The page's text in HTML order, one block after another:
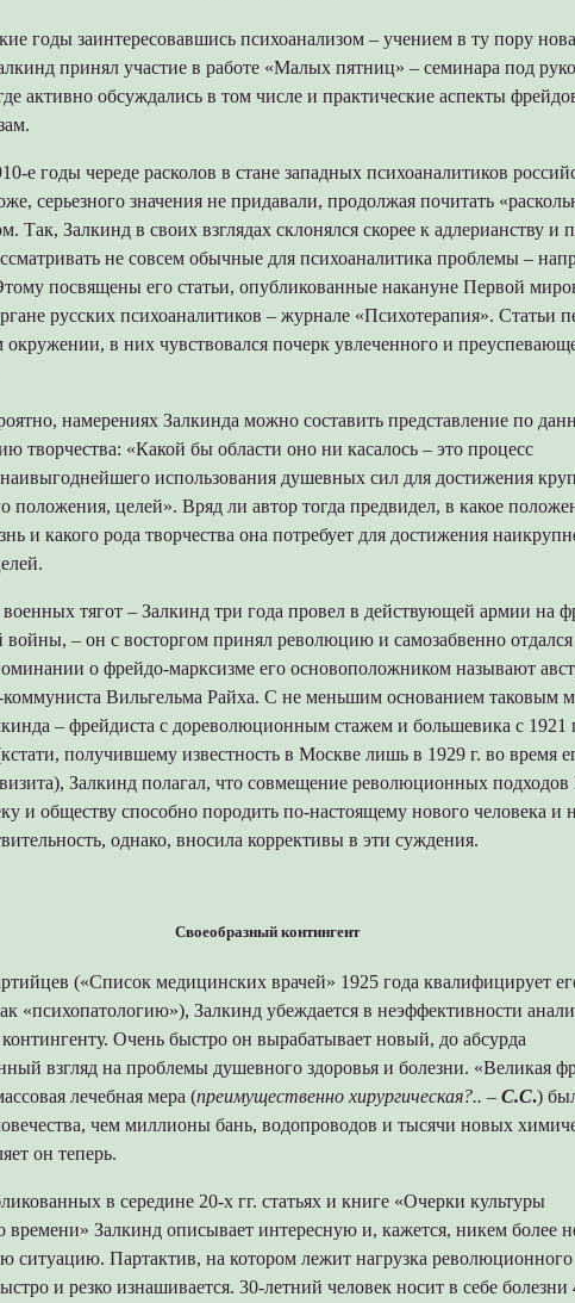
годы заинтересовавшись психоанализом – учением в ту пору
принял участие в работе «Малых пятниц» – семинара под
активно обсуждались в том числе и практические аспекты
е годы череде расколов в стане западных психоаналитиков
серьезного значения не придавали, продолжая почитать
Так, Залкинд в своих взглядах склонялся скорее к адлерианству и
не совсем обычные для психоаналитика проблемы –
посвящены его статьи, опубликованные накануне Первой
русских психоаналитиков – журнале «Психотерапия». Статьи
окружении, в них чувствовался почерк увлеченного и
намерениях Залкинда можно составить представление по
творчества: «Какой бы области оно ни касалось – это процесс
использования душевных сил для достижения
положения, целей». Вряд ли автор тогда предвидел, в какое
и какого рода творчества она потребует для достижения
тягот – Залкинд три года провел в действующей армии на
– он с восторгом принял революцию и самозабвенно
о фрейдо-марксизме его основоположником называют
коммуниста Вильгельма Райха. С не меньшим основанием таковым
– фрейдиста с дореволюционным стажем и большевика с 1921
получившему известность в Москве лишь в 1929 г. во время
Залкинд полагал, что совмещение революционных
и обществу способно породить по-настоящему нового человека и
однако, вносила коррективы в эти суждения.
Своеобразный контингент
(«Список медицинских врачей» 1925 года квалифицирует
«психопатологию»), Залкинд убеждается в неэффективности
Очень быстро он вырабатывает новый, до абсурда
взгляд на проблемы душевного здоровья и болезни. «Великая
лечебная мера (преимущественно хирургическая?.. –С.С.)
чем миллионы бань, водопроводов и тысячи новых
он теперь.
в середине 20-х гг. статьях и книге «Очерки культуры
времени» Залкинд описывает интересную и, кажется, никем более
ситуацию. Партактив, на котором лежит нагрузка революционного
и резко изнашивается. 30-летний человек носит в себе болезни